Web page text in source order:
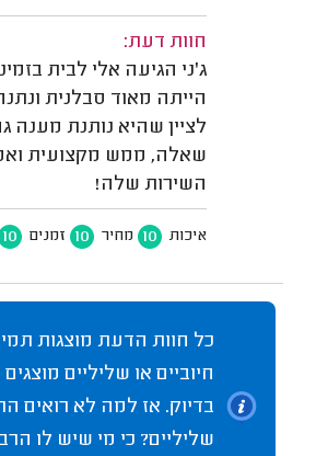
חוות דעת:
ג'ני הגיעה אלי לבית
הייתה מאוד סבלנית
לציין שהיא נותנת מענה
שאלה, ממש מקצועית
השירות שלה!
איכות 10 מחיר 10 זמנים 10
כל חוות הדעת מוצגות
חיוביים או שליליים
בדיוק. אז למה לא רואים
שליליים? כי מי שיש לו